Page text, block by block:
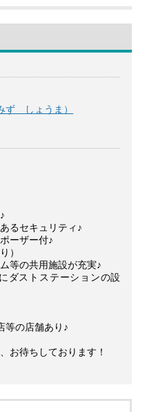
ず しょうま）
るセキュリティ♪
ーザー付♪
）
等の共用施設が充実♪
ダストステーションの設
等の店舗あり♪
お待ちしております！